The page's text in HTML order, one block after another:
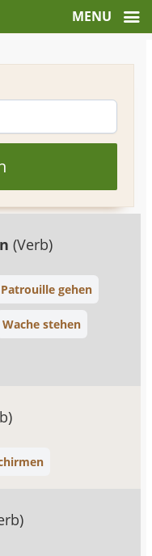
(Verb)
gehen
Wache stehen